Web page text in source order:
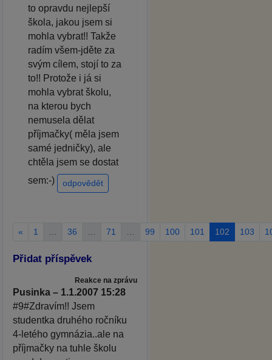
to opravdu nejlepší
škola, jakou jsem si
mohla vybrat!! Takže
radím všem-jděte za
svým cílem, stojí to za
to!! Protože i já si
mohla vybrat školu,
na kterou bych
nemusela dělat
příjmačky( měla jsem
samé jedničky), ale
chtěla jsem se dostat
sem:-)
odpovědět
« 1 36 71 99 100 101 102 103
Přidat příspěvek
Reakce na zprávu
Pusinka – 1.1.2007 15:28
#9#Zdravím!! Jsem
studentka druhého ročníku
4-letého gymnázia..ale na
příjmačky na tuhle školu